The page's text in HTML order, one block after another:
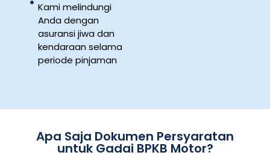
Kami melindungi
Anda dengan
asuransi jiwa dan
kendaraan selama
periode pinjaman
Apa Saja Dokumen Persyaratan
untuk Gadai BPKB Motor?